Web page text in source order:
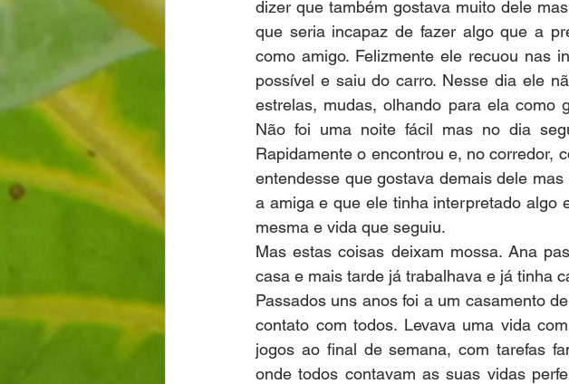
dizer que também gostava muito dele
que seria incapaz de fazer algo que a
como amigo. Felizmente ele recuou nas
possível e saiu do carro. Nesse dia ele
estrelas, mudas, olhando para ela como
Não foi uma noite fácil mas no dia
Rapidamente o encontrou e, no corredor,
entendesse que gostava demais dele
a amiga e que ele tinha interpretado algo
mesma e vida que seguiu.
Mas estas coisas deixam mossa. Ana
casa e mais tarde já trabalhava e já tinha
Passados uns anos foi a um casamento
contato com todos. Levava uma vida
jogos ao final de semana, com tarefas
onde todos contavam as suas vidas